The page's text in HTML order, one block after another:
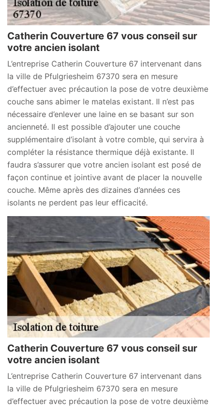
Catherin Couverture 67 vous conseil sur
votre ancien isolant
L’entreprise Catherin Couverture 67 intervenant dans
la ville de Pfulgriesheim 67370 sera en mesure
d’effectuer avec précaution la pose de votre deuxième
couche sans abimer le matelas existant. Il n’est pas
nécessaire d’enlever une laine en se basant sur son
ancienneté. Il est possible d’ajouter une couche
supplémentaire d’isolant à votre comble, qui servira à
compléter la résistance thermique déjà existante. Il
faudra s’assurer que votre ancien isolant est posé de
façon continue et jointive avant de placer la nouvelle
couche. Même après des dizaines d’années ces
isolants ne perdent pas leur efficacité.
Catherin Couverture 67 vous conseil sur
votre ancien isolant
L’entreprise Catherin Couverture 67 intervenant dans
la ville de Pfulgriesheim 67370 sera en mesure
d’effectuer avec précaution la pose de votre deuxième